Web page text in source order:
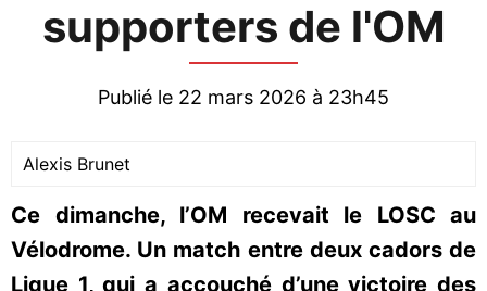
supporters de l'OM
Publié le 22 mars 2026 à 23h45
Alexis Brunet
Ce dimanche, l’OM recevait le LOSC au
Vélodrome. Un match entre deux cadors de
Ligue 1, qui a accouché d’une victoire des